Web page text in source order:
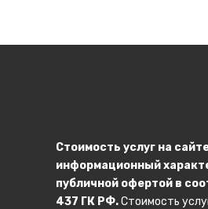
Стоимость услуг на
информационный
публичной офертой в
437 ГК РФ.Стоимость